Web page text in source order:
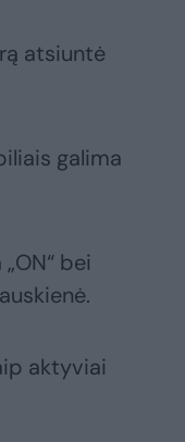
atsiuntė
galima
bei
aktyviai